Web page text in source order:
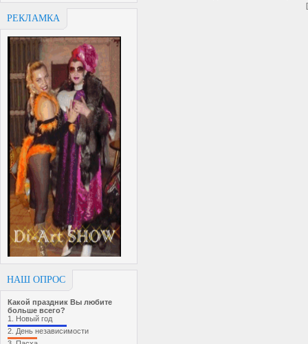
РЕКЛАМКА
НАШ ОПРОС
Какой праздник Вы любите
больше всего?
1. Новый год
2. День независимости